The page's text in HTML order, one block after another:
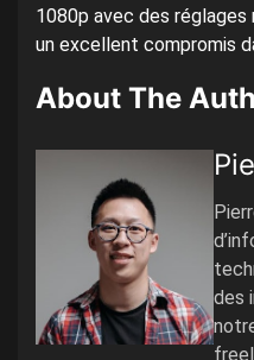
1080p avec des
un excellent compromis
About The
des